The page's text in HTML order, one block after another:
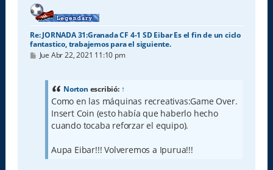
Re: JORNADA 31:Granada CF 4-1 SD Eibar Es el fin de un ciclo
fantastico, trabajemos para el siguiente.
M
Jue Abr 22, 2021 11:10 pm
Norton escribió: ↑
Como en las máquinas recreativas:Game Over.
Insert Coin (esto había que haberlo hecho
cuando tocaba reforzar el equipo).
Aupa Eibar!!! Volveremos a Ipurua!!!